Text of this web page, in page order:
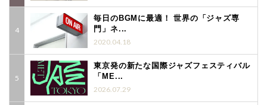
毎日のBGMに最適！ 世界の「ジャズ専
門」ネ...
2020.04.18
東京発の新たな国際ジャズフェスティバル
「ME...
2026.07.29